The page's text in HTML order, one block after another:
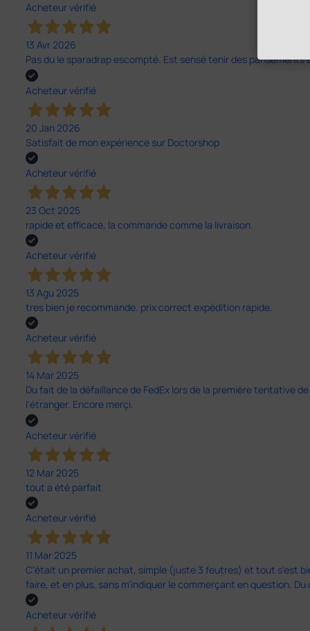
Acheteur vérifié
13 Avr 2026
Pas du le sparadrap escompté. Est sensé tenir des
Acheteur vérifié
20 Jan 2026
Satisfait de mon expérience sur Doctorshop
Acheteur vérifié
23 Oct 2025
rapide et efficace, la commande comme la livraison.
Acheteur vérifié
13 Agu 2025
tres bien je recommande. prix correct expédition rapide.
Acheteur vérifié
14 Mar 2025
Du fait de la défaillance de FedEx lors de la première tentative
l'étranger. Encore merçi.
Acheteur vérifié
12 Mar 2025
tout a été parfait
Acheteur vérifié
11 Mar 2025
C'était un premier achat, simple (juste 3 feutres) et tout s'est
faire, et en plus, sans m'indiquer le commerçant en question.
Acheteur vérifié